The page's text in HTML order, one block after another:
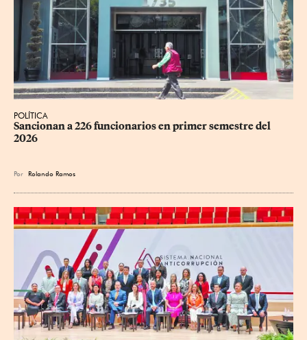
POLÍTICA
Sancionan a 226 funcionarios en primer semestre del
2026
Por Rolando Ramos